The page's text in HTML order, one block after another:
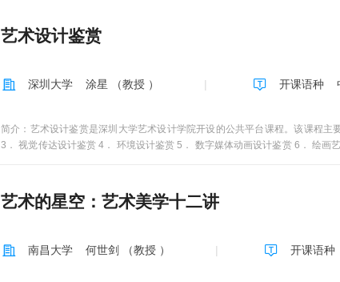
的是实用性和艺术性相结合的一种艺术，将通过实际案例和创意实践，提升学
艺术之旅，通过深入的学习和实践，你将成为既懂生活又懂艺术的智者。无论
画赏析 2.10、2.11第6周 第3讲 陈设艺术赏析 3.1-3.2第7周 第3讲 陈设艺
10周 第3讲 陈设艺术赏析 3.7第11周 第3讲 人物专访 3.8（走出课堂部分)
手，从身体，心理以及社会适应能力三个方面来讲述音乐与健康的关联，并讲
角度教大家如何简单易行得对自己进行生活化的音乐治疗。3.实录视频案例。
并不乏幽默、与学生互动积极自然、案例简明易懂，课程逻辑严谨，图文混合讲
艺术设计鉴赏
深圳大学 涂星 （教授 ） 开课语种
简介：艺术设计鉴赏是深圳大学艺术设计学院开设的公共平台课程。该课程
3． 视觉传达设计鉴赏 4． 环境设计鉴赏 5． 数字媒体动画设计鉴赏 6． 绘画
艺术的星空：艺术美学十二讲
南昌大学 何世剑 （教授 ） 开课语种